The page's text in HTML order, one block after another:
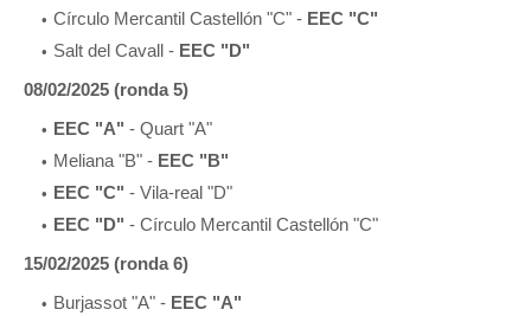
Círculo Mercantil Castellón "C" - EEC "C"
Salt del Cavall - EEC "D"
08/02/2025 (ronda 5)
EEC "A" - Quart "A"
Meliana "B" - EEC "B"
EEC "C" - Vila-real "D"
EEC "D" - Círculo Mercantil Castellón "C"
15/02/2025 (ronda 6)
Burjassot "A" - EEC "A"